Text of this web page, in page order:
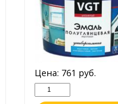
Цена: 761 руб.